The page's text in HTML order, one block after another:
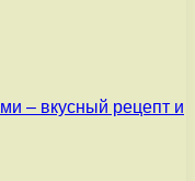
– вкусный рецепт и